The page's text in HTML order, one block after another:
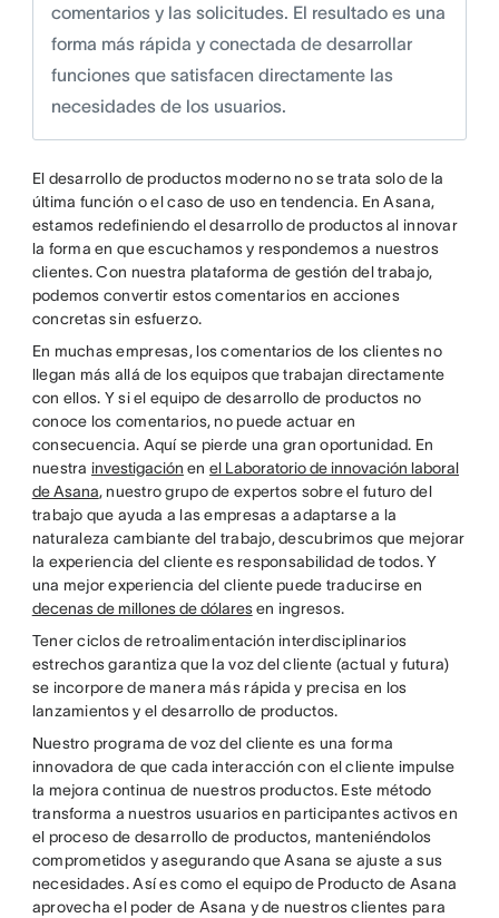
comentarios y las solicitudes. El resultado es una
forma más rápida y conectada de desarrollar
funciones que satisfacen directamente las
necesidades de los usuarios.
El desarrollo de productos moderno no se trata solo de la
última función o el caso de uso en tendencia. En Asana,
estamos redefiniendo el desarrollo de productos al innovar
la forma en que escuchamos y respondemos a nuestros
clientes. Con nuestra plataforma de gestión del trabajo,
podemos convertir estos comentarios en acciones
concretas sin esfuerzo.
En muchas empresas, los comentarios de los clientes no
llegan más allá de los equipos que trabajan directamente
con ellos. Y si el equipo de desarrollo de productos no
conoce los comentarios, no puede actuar en
consecuencia. Aquí se pierde una gran oportunidad. En
nuestra investigación enel Laboratorio de innovación laboral
de Asana, nuestro grupo de expertos sobre el futuro del
trabajo que ayuda a las empresas a adaptarse a la
naturaleza cambiante del trabajo, descubrimos que mejorar
la experiencia del cliente es responsabilidad de todos. Y
una mejor experiencia del cliente puede traducirse en
decenas de millones de dólaresen ingresos.
Tener ciclos de retroalimentación interdisciplinarios
estrechos garantiza que la voz del cliente (actual y futura)
se incorpore de manera más rápida y precisa en los
lanzamientos y el desarrollo de productos.
Nuestro programa de voz del cliente es una forma
innovadora de que cada interacción con el cliente impulse
la mejora continua de nuestros productos. Este método
transforma a nuestros usuarios en participantes activos en
el proceso de desarrollo de productos, manteniéndolos
comprometidos y asegurando que Asana se ajuste a sus
necesidades. Así es como el equipo de Producto de Asana
aprovecha el poder de Asana y de nuestros clientes para